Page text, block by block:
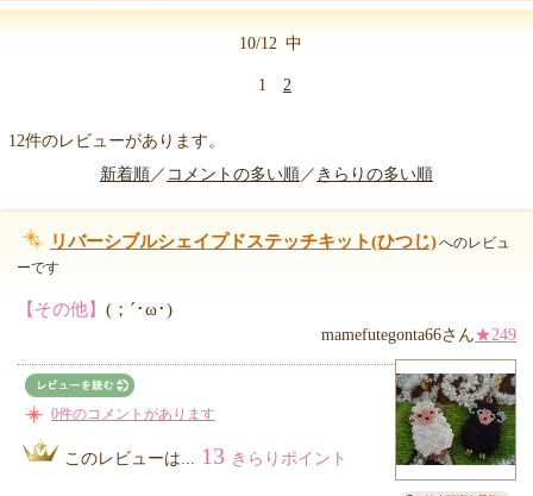
10/12 中
1 2
12件のレビューがあります。
新着順／ コメントの多い順／ きらりの多い順
リバーシブルシェイプドステッチキット(ひつじ)へのレビュ
ーです
【その他】 (；´･ω･)
mamefutegonta66さん★249
0件のコメントがあります
このレビューは... 13 きらりポイント